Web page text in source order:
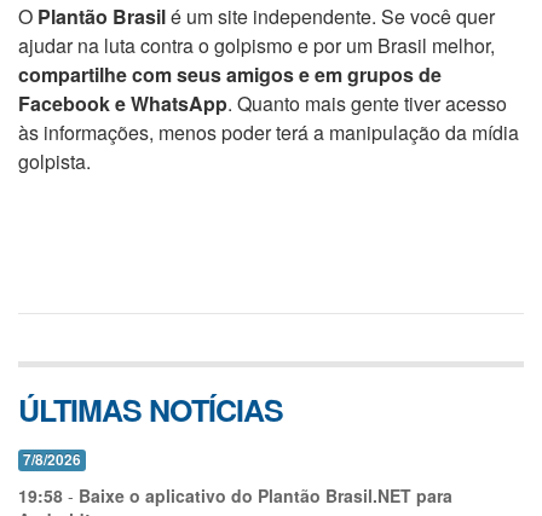
O Plantão Brasilé um site independente. Se você quer
ajudar na luta contra o golpismo e por um Brasil melhor,
compartilhe com seus amigos e em grupos de
Facebook e WhatsApp. Quanto mais gente tiver acesso
às informações, menos poder terá a manipulação da mídia
golpista.
ÚLTIMAS NOTÍCIAS
7/8/2026
19:58 - Baixe o aplicativo do Plantão Brasil.NET para